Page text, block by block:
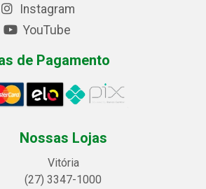
Instagram
YouTube
de Pagamento
Nossas Lojas
Vitória
(27) 3347-1000